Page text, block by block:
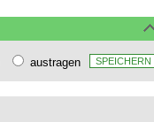
austragen